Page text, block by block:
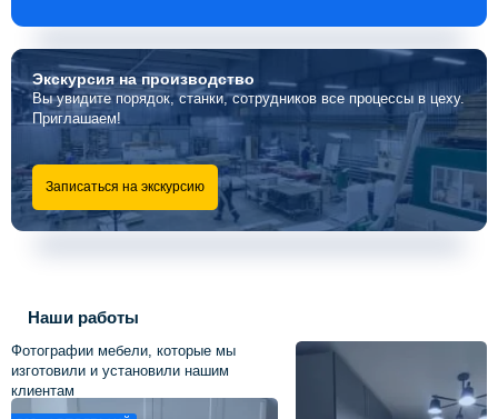
Экскурсияна производство
Вы увидите порядок, станки, сотрудников все процессы в цеху.
Приглашаем!
Записаться на экскурсию
Наши работы
Фотографии мебели, которые мы
изготовили и установили нашим
клиентам